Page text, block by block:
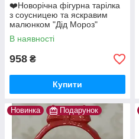
❤️Новорічна фігурна тарілка
з соусницею та яскравим
малюнком "Дід Мороз"
28.5х21х2.5 см
В наявності
958 ₴
Купити
Новинка Подарунок